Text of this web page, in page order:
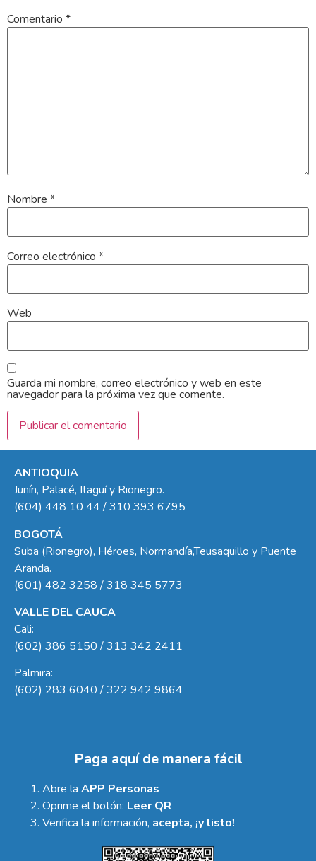
Comentario *
Nombre *
Correo electrónico *
Web
Guarda mi nombre, correo electrónico y web en este
navegador para la próxima vez que comente.
ANTIOQUIA
Junín, Palacé, Itagüí y Rionegro.
(604) 448 10 44 / 310 393 6795
BOGOTÁ
Suba (Rionegro), Héroes, Normandía,Teusaquillo y Puente
Aranda.
(601) 482 3258 / 318 345 5773
VALLE DEL CAUCA
Cali:
(602) 386 5150 / 313 342 2411
Palmira:
(602) 283 6040 / 322 942 9864
Paga aquí de manera fácil
Abre la APP Personas
Oprime el botón: Leer QR
Verifica la información, acepta, ¡y listo!